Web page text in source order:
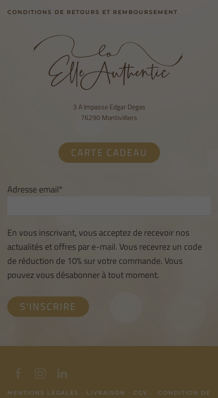
CONDITIONS DE RETOURS ET REMBOURSEMENT
3 A Impasse Edgar Degas
76290 Montivilliers
CARTE CADEAU
Adresse email*
En vous inscrivant, vous acceptez de recevoir nos
actualités et offres par e-mail. Vous recevrez un code
de réduction de 10% sur votre commande. Vous
pouvez vous désabonner à tout moment.
MENTIONS LÉGALES LIVRAISON CGV
CONDITION DE